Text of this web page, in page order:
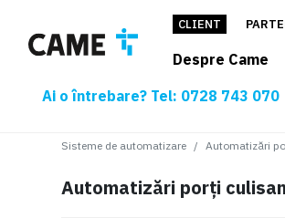
CLIENT
Despre Came
Ai o întrebare? Tel: 0728 743 070
Sisteme de automatizare Automatizări
Automatizări porți